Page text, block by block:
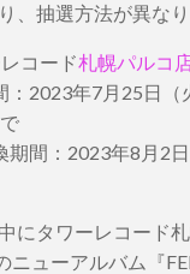
、抽選方法が異なり
コード札幌パルコ
：2023年7月25日（
期間：2023年8月2
にタワーレコード
ューアルバム『